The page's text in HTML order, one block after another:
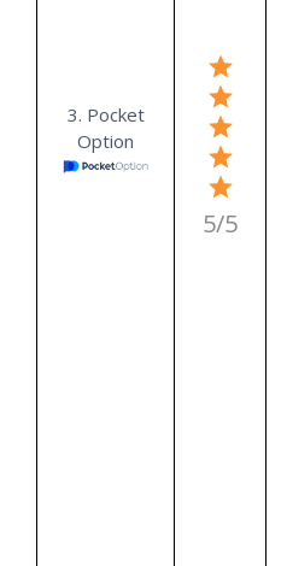
3. Pocket
Option
5/5